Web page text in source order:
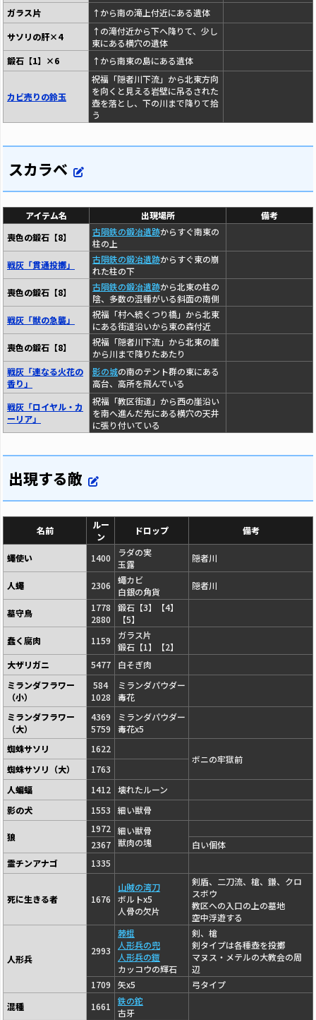
ガラス片
↑から南の滝上付近にある遺体
サソリの肝×4
↑の滝付近から下へ降りて、少し
東にある横穴の遺体
鍛石【1】×6
↑から南東の島にある遺体
カビ売りの鈴玉
祝福「隠者川下流」から北東方向
を向くと見える岩壁に吊るされた
壺を落とし、下の川まで降りて拾
う
スカラベ
アイテム名 出現場所
備考
喪色の鍛石【8】
古隕鉄の鍛冶遺跡からすぐ南東の
柱の上
戦灰「貫通投擲」
古隕鉄の鍛冶遺跡からすぐ東の崩
れた柱の下
喪色の鍛石【8】
古隕鉄の鍛冶遺跡から北東の柱の
陰、多数の混種がいる斜面の南側
戦灰「獣の急襲」
祝福「村へ続くつり橋」から北東
にある街道沿いから東の森付近
喪色の鍛石【8】
祝福「隠者川下流」から北東の崖
から川まで降りたあたり
戦灰「連なる火花の
香り」
影の城の南のテント群の東にある
高台、高所を飛んでいる
戦灰「ロイヤル・カ
ーリア」
祝福「教区街道」から西の崖沿い
を南へ進んだ先にある横穴の天井
に張り付いている
出現する敵
名前
ルー
ン
ドロップ 備考
蠅使い 1400
ラダの実
玉露
隠者川
人蠅 2306
蠅カビ
白銀の角貨
隠者川
墓守鳥
1778
2880
鍛石【3】【4】
【5】
蠢く腐肉
1159
ガラス片
鍛石【1】【2】
大ザリガニ
5477
白そぎ肉
ミランダフラワー
（小）
584
1028
ミランダパウダー
毒花
ミランダフラワー
（大）
4369
5759
ミランダパウダー
毒花x5
蜘蛛サソリ
1622
ボニの牢獄前
蜘蛛サソリ（大）
1763
人蝙蝠
1412
壊れたルーン
影の犬
1553 細い獣骨
狼
1972
細い獣骨
獣肉の塊
2367
白い個体
霊チンアナゴ
1335
死に生きる者 1676
山賊の湾刀
ボルトx5
人骨の欠片
剣盾、二刀流、槍、鎌、クロ
スボウ
教区への入口の上の墓地
空中浮遊する
人形兵
2993
棘棍
人形兵の兜
人形兵の鎧
カッコウの輝石
剣、槍
剣タイプは各種壺を投擲
マヌス・メテルの大教会の周
辺
1709
矢x5
弓タイプ
混種
1661
鉄の鉈
古牙